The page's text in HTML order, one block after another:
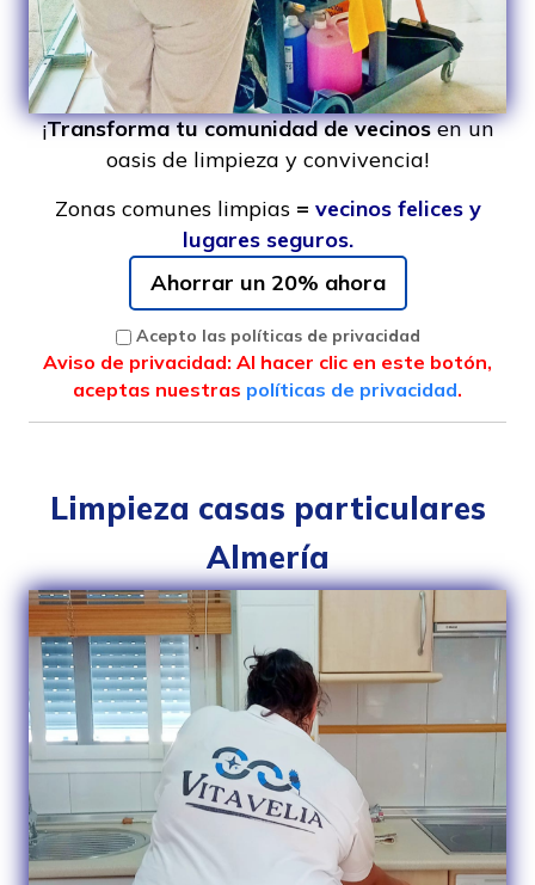
¡Transforma tu comunidad de vecinosen un
oasis de limpieza y convivencia!
Zonas comunes limpias= vecinos felices y
lugares seguros.
Ahorrar un 20% ahora
Acepto las políticas de privacidad
Aviso de privacidad: Al hacer clic en este botón,
aceptas nuestras políticas de privacidad.
Limpieza casas particulares
Almería